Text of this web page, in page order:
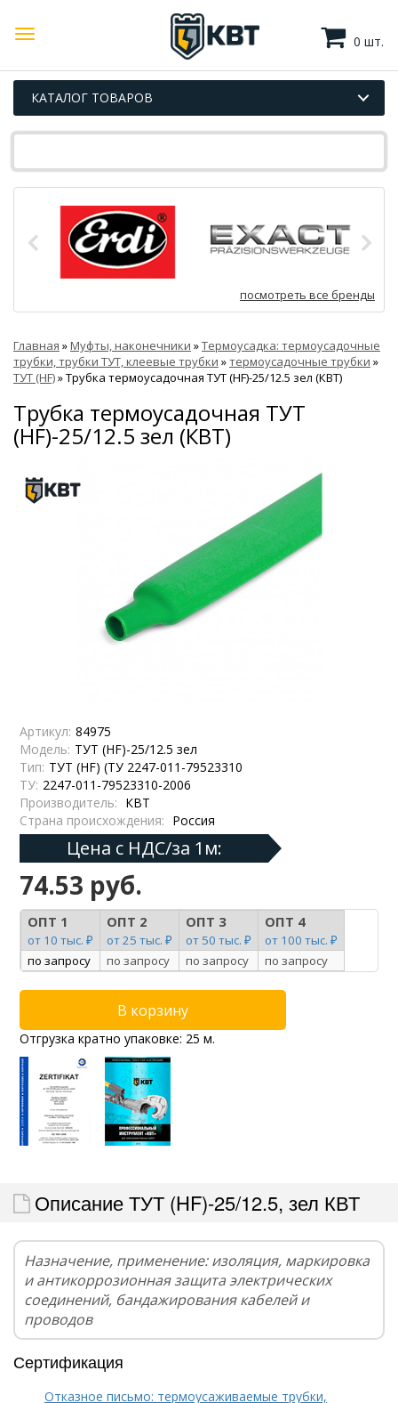
0 шт.
КАТАЛОГ ТОВАРОВ
посмотреть все бренды
Главная »Муфты, наконечники »Термоусадка: термоусадочные
трубки, трубки ТУТ, клеевые трубки »термоусадочные трубки »
ТУТ (HF)»Трубка термоусадочная ТУТ (HF)-25/12.5 зел (КВТ)
Трубка термоусадочная ТУТ
(HF)-25/12.5 зел (КВТ)
Артикул: 84975
Модель: ТУТ (HF)-25/12.5 зел
Тип: ТУТ (HF) (ТУ 2247-011-79523310
ТУ: 2247-011-79523310-2006
Производитель: КВТ
Страна происхождения: Россия
Цена с НДС/за 1м:
74.53 руб.
ОПТ 1
от 10 тыс. ₽
ОПТ 2
от 25 тыс. ₽
ОПТ 3
от 50 тыс. ₽
ОПТ 4
от 100 тыс. ₽
по запросу
по запросу по запросу по запросу
Отгрузка кратно упаковке: 25 м.
Описание ТУТ (HF)-25/12.5, зел КВТ
Назначение, применение: изоляция, маркировка
и антикоррозионная защита электрических
соединений, бандажирования кабелей и
проводов
Сертификация
Отказное письмо: термоусаживаемые трубки,